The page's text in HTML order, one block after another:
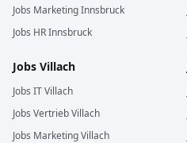
Jobs MarketingInnsbruck
Jobs HRInnsbruck
Jobs Villach
Jobs ITVillach
Jobs VertriebVillach
Jobs MarketingVillach